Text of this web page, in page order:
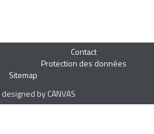
Contact
Protection des données
Sitemap
by CANVAS